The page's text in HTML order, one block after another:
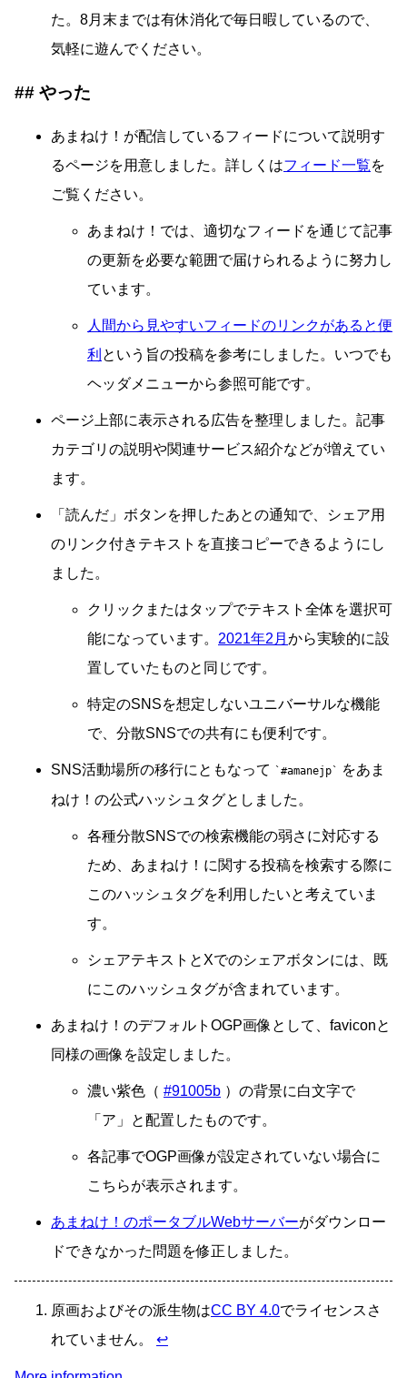
た。8月末までは有休消化で毎日暇しているので、
気軽に遊んでください。
やった
あまねけ！が配信しているフィードについて説明す
るページを用意しました。詳しくはフィード一覧を
ご覧ください。
あまねけ！では、適切なフィードを通じて記事
の更新を必要な範囲で届けられるように努力し
ています。
人間から見やすいフィードのリンクがあると便
利 という旨の投稿を参考にしました。いつでも
ヘッダメニューから参照可能です。
ページ上部に表示される広告を整理しました。記事
カテゴリの説明や関連サービス紹介などが増えてい
ます。
「読んだ」ボタンを押したあとの通知で、シェア用
のリンク付きテキストを直接コピーできるようにし
ました。
クリックまたはタップでテキスト全体を選択可
能になっています。 2021年2月 から実験的に設
置していたものと同じです。
特定のSNSを想定しないユニバーサルな機能
で、分散SNSでの共有にも便利です。
SNS活動場所の移行にともなって #amanejp
をあま
ねけ！の公式ハッシュタグとしました。
各種分散SNSでの検索機能の弱さに対応する
ため、あまねけ！に関する投稿を検索する際に
このハッシュタグを利用したいと考えていま
す。
シェアテキストとXでのシェアボタンには、既
にこのハッシュタグが含まれています。
あまねけ！のデフォルトOGP画像として、faviconと
同様の画像を設定しました。
濃い紫色（ #91005b ）の背景に白文字で
「ア」と配置したものです。
各記事でOGP画像が設定されていない場合に
こちらが表示されます。
あまねけ！のポータブルWebサーバーがダウンロー
ドできなかった問題を修正しました。
原画およびその派生物はCC BY 4.0でライセンスさ
れていません。 ↩